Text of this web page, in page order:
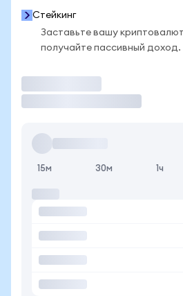
Стейкинг
Заставьте вашу
получайте пассивный доход.
15м 30м 1ч